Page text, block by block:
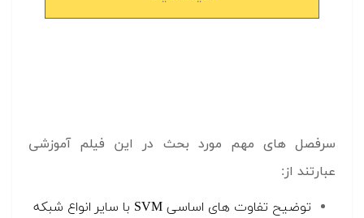
سرفصل های مهم مورد بحث در این فیلم آموزشی
عبارتند از:
توضیح تفاوت های اساسی SVM با سایر انواع شبکه